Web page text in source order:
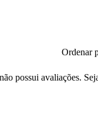
Ordenar
possui avaliações.